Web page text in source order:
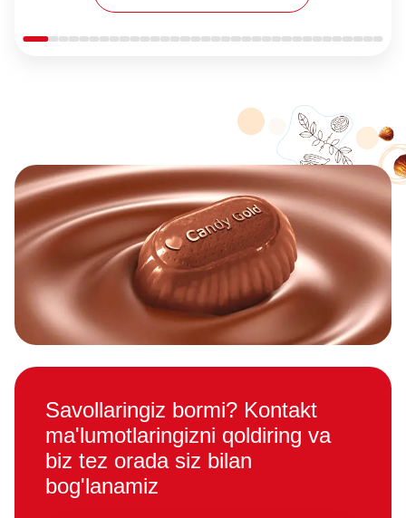
Savollaringiz bormi? Kontakt
ma'lumotlaringizni qoldiring va
biz tez orada siz bilan
bog'lanamiz